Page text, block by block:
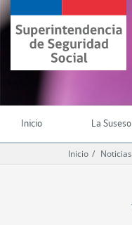
Ir
al
contenido
principal
Superintendencia
de
Seguridad
(SUSESO)
Chile
Inicio La Suseso
Inicio Noticias